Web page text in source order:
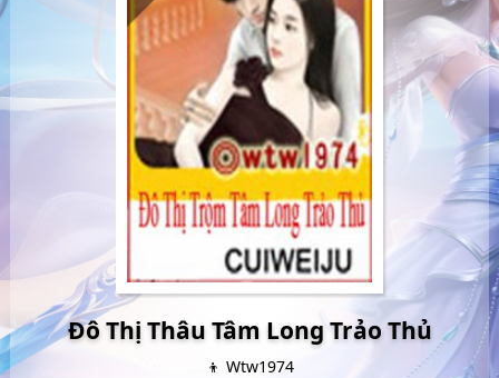
Đô Thị Thâu Tâm Long Trảo Thủ
👦 Wtw1974